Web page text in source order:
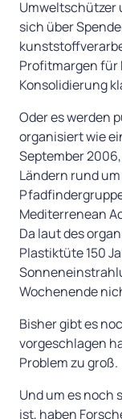
Umweltschützer
sich über
Profitmargen
Konsolidierung
Oder es werden
organisiert wie
September
Ländern rund
Mediterrenean
Da laut des
Plastiktüte 150
Wochenende
Bisher gibt es
vorgeschlagen
Problem zu groß.
Und um es noch
ist, haben